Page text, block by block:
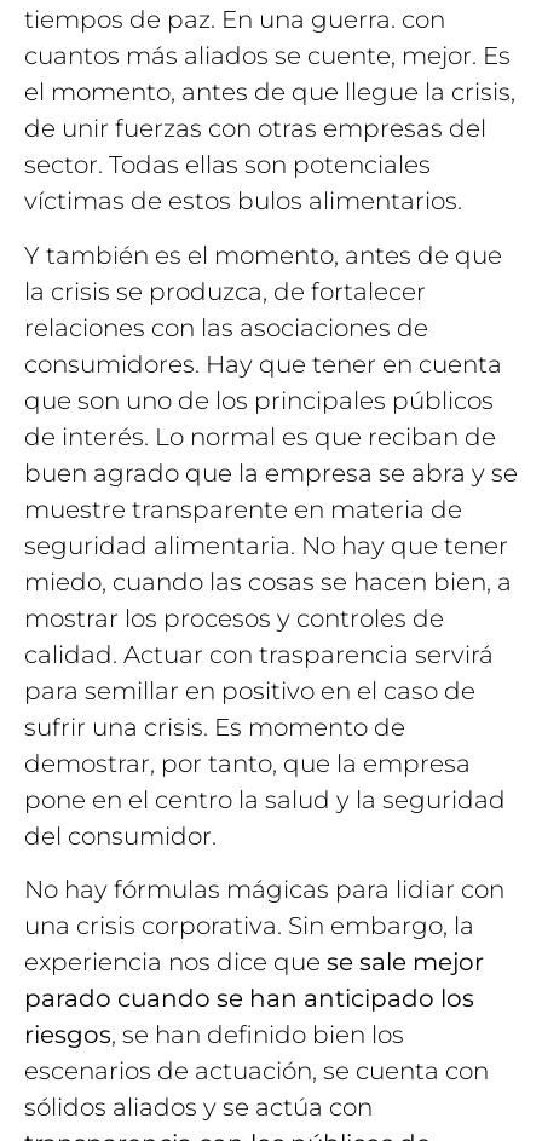
tiempos de paz. En una guerra. con
cuantos más aliados se cuente, mejor. Es
el momento, antes de que llegue la crisis,
de unir fuerzas con otras empresas del
sector. Todas ellas son potenciales
víctimas de estos bulos alimentarios.
Y también es el momento, antes de que
la crisis se produzca, de fortalecer
relaciones con las asociaciones de
consumidores. Hay que tener en cuenta
que son uno de los principales públicos
de interés. Lo normal es que reciban de
buen agrado que la empresa se abra y se
muestre transparente en materia de
seguridad alimentaria. No hay que tener
miedo, cuando las cosas se hacen bien, a
mostrar los procesos y controles de
calidad. Actuar con trasparencia servirá
para semillar en positivo en el caso de
sufrir una crisis. Es momento de
demostrar, por tanto, que la empresa
pone en el centro la salud y la seguridad
del consumidor.
No hay fórmulas mágicas para lidiar con
una crisis corporativa. Sin embargo, la
experiencia nos dice que se sale mejor
parado cuando se han anticipado los
riesgos, se han definido bien los
escenarios de actuación, se cuenta con
sólidos aliados y se actúa con